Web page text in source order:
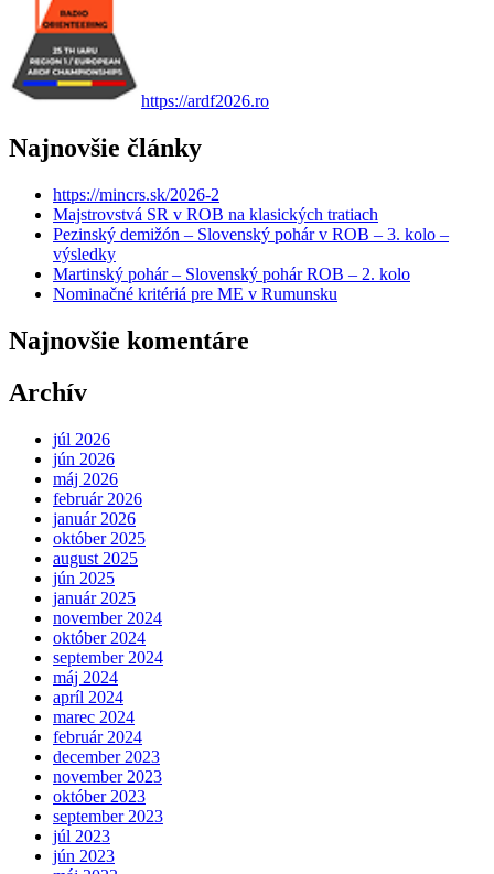
https://ardf2026.ro
Najnovšie články
https://mincrs.sk/2026-2
Majstrovstvá SR v ROB na klasických tratiach
Pezinský demižón – Slovenský pohár v ROB – 3. kolo –
výsledky
Martinský pohár – Slovenský pohár ROB – 2. kolo
Nominačné kritériá pre ME v Rumunsku
Najnovšie komentáre
Archív
júl 2026
jún 2026
máj 2026
február 2026
január 2026
október 2025
august 2025
jún 2025
január 2025
november 2024
október 2024
september 2024
máj 2024
apríl 2024
marec 2024
február 2024
december 2023
november 2023
október 2023
september 2023
júl 2023
jún 2023